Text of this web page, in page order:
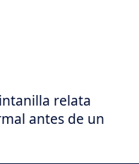
relata
antes de un